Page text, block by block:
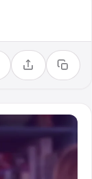
Compartilhar
Copiar